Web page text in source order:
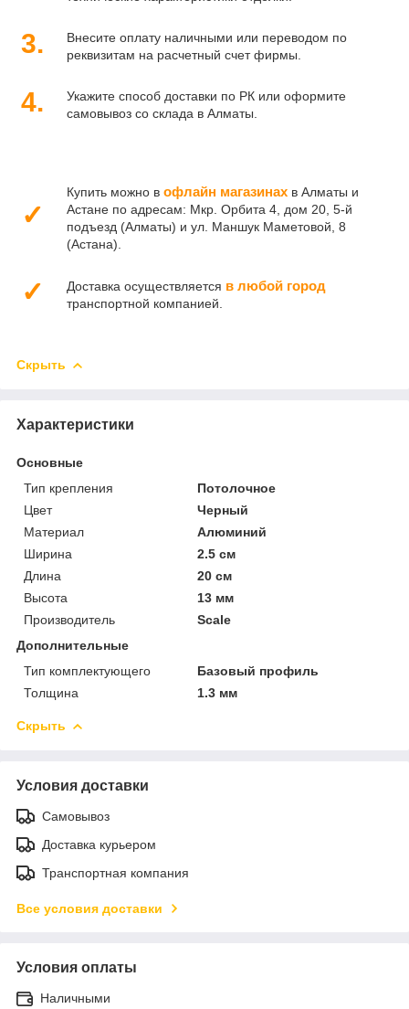
3.
Внесите оплату наличными или переводом по
реквизитам на расчетный счет фирмы.
4.
Укажите способ доставки по РК или оформите
самовывоз со склада в Алматы.
✓
Купить можно в офлайн магазинах в Алматы и
Астане по адресам: Мкр. Орбита 4, дом 20, 5-й
подъезд (Алматы) и ул. Маншук Маметовой, 8
(Астана).
✓ Доставка осуществляется в любой город
транспортной компанией.
Скрыть
Характеристики
Основные
Тип крепления
Потолочное
Цвет
Черный
Материал
Алюминий
Ширина
2.5 см
Длина
20 см
Высота
13 мм
Производитель
Scale
Дополнительные
Тип комплектующего
Базовый профиль
Толщина
1.3 мм
Скрыть
Условия доставки
Самовывоз
Доставка курьером
Транспортная компания
Все условия доставки
Условия оплаты
Наличными